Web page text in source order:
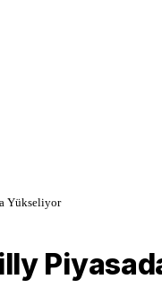
Yükseliyor